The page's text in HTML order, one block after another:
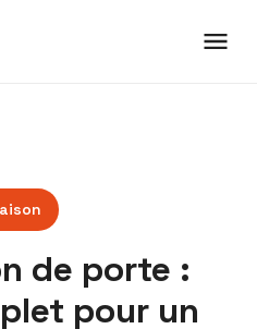
de porte :
pour un